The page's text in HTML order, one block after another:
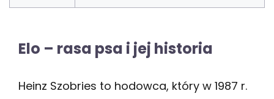
Elo – rasa psa i jej historia
Heinz Szobries to hodowca, który w 1987 r.